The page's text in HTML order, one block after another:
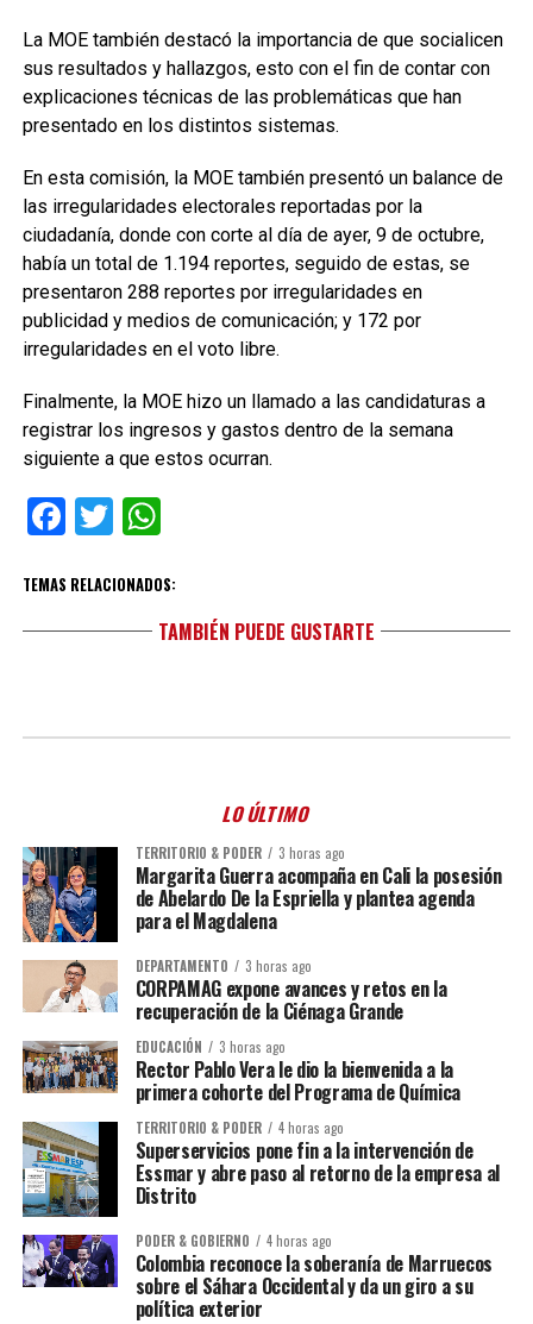
La MOE también destacó la importancia de que socialicen
sus resultados y hallazgos, esto con el fin de contar con
explicaciones técnicas de las problemáticas que han
presentado en los distintos sistemas.
En esta comisión, la MOE también presentó un balance de
las irregularidades electorales reportadas por la
ciudadanía, donde con corte al día de ayer, 9 de octubre,
había un total de 1.194 reportes, seguido de estas, se
presentaron 288 reportes por irregularidades en
publicidad y medios de comunicación; y 172 por
irregularidades en el voto libre.
Finalmente, la MOE hizo un llamado a las candidaturas a
registrar los ingresos y gastos dentro de la semana
siguiente a que estos ocurran.
Facebook
TwitterWhatsApp
TEMAS RELACIONADOS:
TAMBIÉN PUEDE GUSTARTE
LO ÚLTIMO
TERRITORIO & PODER 3 horas ago
Margarita Guerra acompaña en Cali la posesión
de Abelardo De la Espriella y plantea agenda
para el Magdalena
DEPARTAMENTO 3 horas ago
CORPAMAG expone avances y retos en la
recuperación de la Ciénaga Grande
EDUCACIÓN 3 horas ago
Rector Pablo Vera le dio la bienvenida a la
primera cohorte del Programa de Química
TERRITORIO & PODER 4 horas ago
Superservicios pone fin a la intervención de
Essmar y abre paso al retorno de la empresa al
Distrito
PODER & GOBIERNO 4 horas ago
Colombia reconoce la soberanía de Marruecos
sobre el Sáhara Occidental y da un giro a su
política exterior